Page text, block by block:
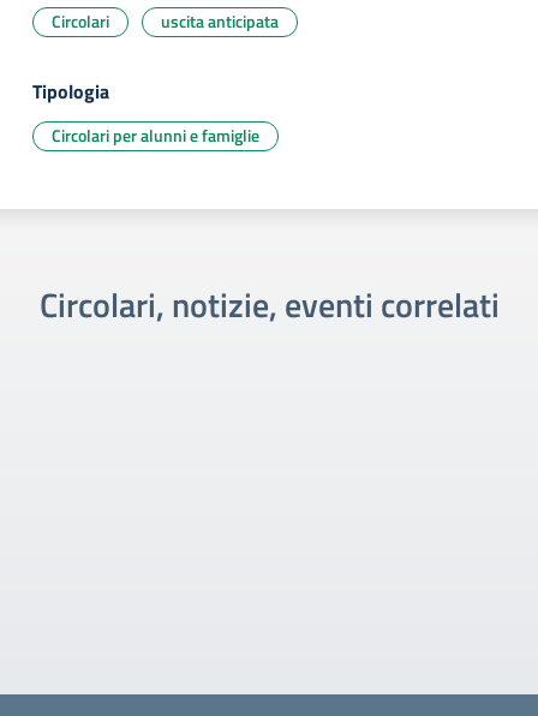
Circolari uscita anticipata
Tipologia
Circolari per alunni e famiglie
Circolari, notizie, eventi correlati